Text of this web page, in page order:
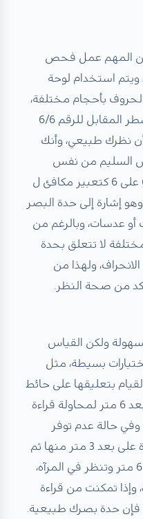
ما إن كان نظرك 6/6 من المهم عمل فحص
استخدام لوحة
بأحجام مختلفة،
وفي حالة التمكن من قراءة السطر المقابل للرقم 6/6
يعني أن نظرك طبيعي، وأنك
السليم من نفس
المسافة، ويمكن أن يستخدم 6 على 6 كتعبير مكافئ ل
وهو إشارة إلى حدة البصر
أو عدسات، وبالرغم من
لا تتعلق بحدة
ولهذا من
من صحة النظر.
ولكن القياس
بسيطة، مثل
بتعليقها على حائط
بمستوى النظر، والوقوف على بعد 6 متر لمحاولة قراءة
وفي حالة عدم توفر
مسافة 6 متر يمكنك وضع مرآة على بعد 3 متر منها ثم
تقف أسفل اللوحة لتخلق بهذا 6 متر وتنظر في المرآه،
تمكنت من قراءة